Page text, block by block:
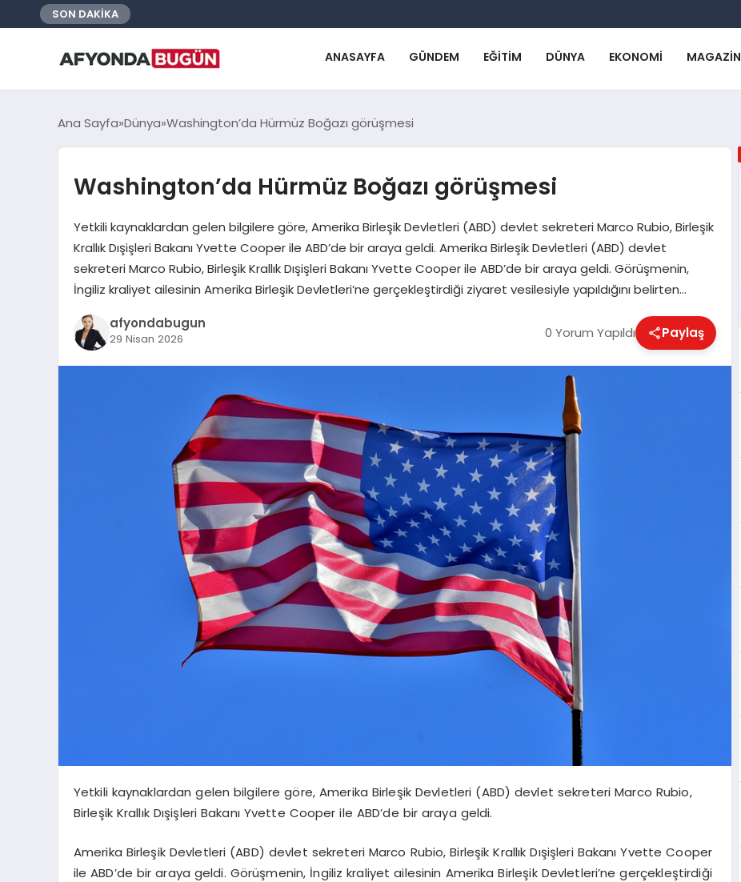
SON DAKİKA
ANASAYFA GÜNDEM EĞITIM DÜNYA EKONOMI MAGAZIN
Ana Sayfa Dünya Washington’da Hürmüz Boğazı görüşmesi
Washington’da Hürmüz Boğazı görüşmesi
Yetkili kaynaklardan gelen bilgilere göre, Amerika Birleşik Devletleri (ABD) devlet sekreteri Marco Rubio, Birleşik
Krallık Dışişleri Bakanı Yvette Cooper ile ABD’de bir araya geldi. Amerika Birleşik Devletleri (ABD) devlet
sekreteri Marco Rubio, Birleşik Krallık Dışişleri Bakanı Yvette Cooper ile ABD’de bir araya geldi. Görüşmenin,
İngiliz kraliyet ailesinin Amerika Birleşik Devletleri’ne gerçekleştirdiği ziyaret vesilesiyle yapıldığını belirten…
afyondabugun
29 Nisan 2026 0 Yorum Yapıldı Paylaş
Yetkili kaynaklardan gelen bilgilere göre, Amerika Birleşik Devletleri (ABD) devlet sekreteri Marco Rubio,
Birleşik Krallık Dışişleri Bakanı Yvette Cooper ile ABD’de bir araya geldi.
Amerika Birleşik Devletleri (ABD) devlet sekreteri Marco Rubio, Birleşik Krallık Dışişleri Bakanı Yvette Cooper
ile ABD’de bir araya geldi. Görüşmenin, İngiliz kraliyet ailesinin Amerika Birleşik Devletleri’ne gerçekleştirdiği